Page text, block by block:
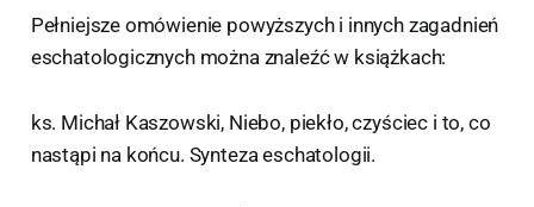
Pełniejsze omówienie powyższych i innych zagadnień
eschatologicznych można znaleźć w książkach:
ks. Michał Kaszowski, Niebo, piekło, czyściec i to, co
nastąpi na końcu. Synteza eschatologii.